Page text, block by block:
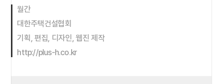
월간
대한주택건설협회
기획, 편집, 디자인, 웹진 제작
http://plus-h.co.kr